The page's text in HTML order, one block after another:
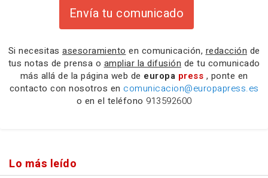
Envía tu comunicado
Si necesitas asesoramiento en comunicación, redacción de
tus notas de prensa o ampliar la difusión de tu comunicado
más allá de la página web de europa press , ponte en
contacto con nosotros en comunicacion@europapress.es
o en el teléfono 913592600
Lo más leído